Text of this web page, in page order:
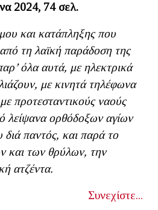
2024, 74 σελ.
και κατάπληξης που
από τη λαϊκή παράδοση της
όλα αυτά, με ηλεκτρικά
με κινητά τηλέφωνα
προτεσταντικούς ναούς
λείψανα ορθόδοξων αγίων
διά παντός, και παρά το
και των θρύλων, την
ατζέντα.
Συνεχίστε...